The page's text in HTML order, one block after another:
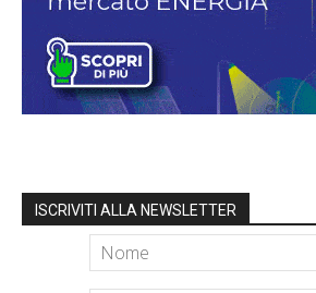
ISCRIVITI ALLA NEWSLETTER